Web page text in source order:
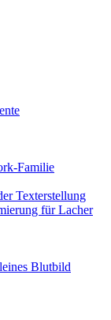
Familie
Texterstellung
für Lacher
Blutbild